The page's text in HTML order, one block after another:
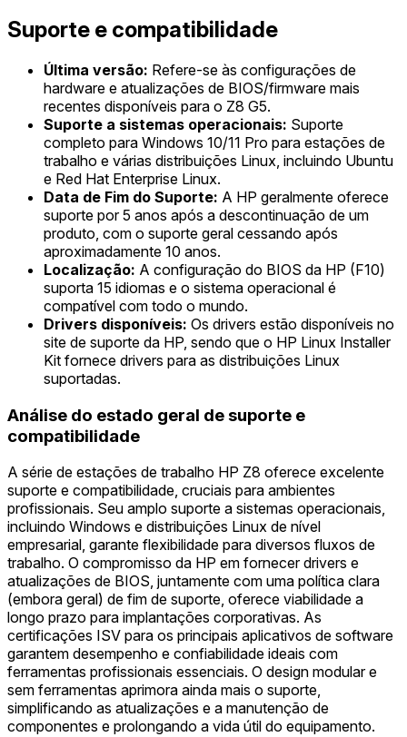
Suporte e compatibilidade
Última versão: Refere-se às configurações de
hardware e atualizações de BIOS/firmware mais
recentes disponíveis para o Z8 G5.
Suporte a sistemas operacionais: Suporte
completo para Windows 10/11 Pro para estações de
trabalho e várias distribuições Linux, incluindo Ubuntu
e Red Hat Enterprise Linux.
Data de Fim do Suporte: A HP geralmente oferece
suporte por 5 anos após a descontinuação de um
produto, com o suporte geral cessando após
aproximadamente 10 anos.
Localização: A configuração do BIOS da HP (F10)
suporta 15 idiomas e o sistema operacional é
compatível com todo o mundo.
Drivers disponíveis: Os drivers estão disponíveis no
site de suporte da HP, sendo que o HP Linux Installer
Kit fornece drivers para as distribuições Linux
suportadas.
Análise do estado geral de suporte e
compatibilidade
A série de estações de trabalho HP Z8 oferece excelente
suporte e compatibilidade, cruciais para ambientes
profissionais. Seu amplo suporte a sistemas operacionais,
incluindo Windows e distribuições Linux de nível
empresarial, garante flexibilidade para diversos fluxos de
trabalho. O compromisso da HP em fornecer drivers e
atualizações de BIOS, juntamente com uma política clara
(embora geral) de fim de suporte, oferece viabilidade a
longo prazo para implantações corporativas. As
certificações ISV para os principais aplicativos de software
garantem desempenho e confiabilidade ideais com
ferramentas profissionais essenciais. O design modular e
sem ferramentas aprimora ainda mais o suporte,
simplificando as atualizações e a manutenção de
componentes e prolongando a vida útil do equipamento.